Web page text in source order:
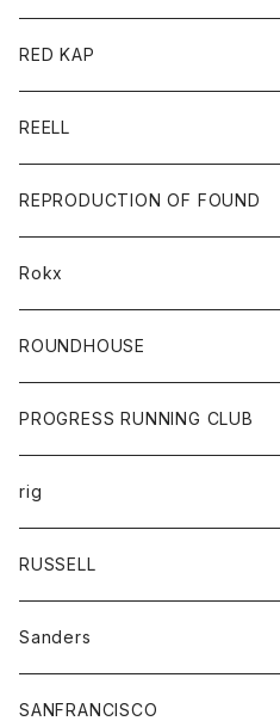
ロングスリーブＴシャツ
ジャケット
バッグ
キッズ
Tシャツ
帽子
グッズ
靴
バック
トップス
カットソー
カーディガン
ニット
ボトムス
ショートパンツ
パンツ
レディース
カットソー
コート
カードホルダー
キーホルダー
財布
バック
RED KAP
REELL
パンツ
ショートパンツ
REPRODUCTION OF FOUND
Rokx
ボトム
ROUNDHOUSE
エプロン
キッズ
オーバーオール
ボトム
ペインターパンツ
PROGRESS RUNNING CLUB
トップス
Tシャツ
グッズ
帽子
rig
RUSSELL
アウター
コート
スカート
Sanders
グッズ
SANFRANCISCO